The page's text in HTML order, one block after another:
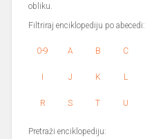
obliku.
Filtriraj enciklopediju po abecedi:
0-9 A B C
I J K L
R S T U
Pretraži enciklopediju: